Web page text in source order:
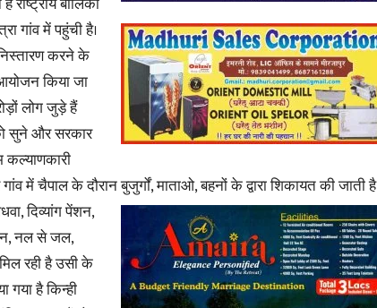
गांव में पहुंची है।
करने के
किया जा
लोग जुड़े हैं
सुने और सरकार
कल्याणकारी
में चैपाल के दौरान बुजुर्गों, माताओ, बहनों केद्वारा शिकायत की जाती है
दिव्यांग पेंशन,
नल से जल,
रही है उसी के
है किन्ही